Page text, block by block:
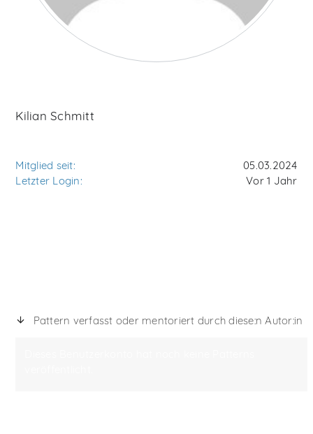
Kilian Schmitt
Mitglied seit:
05.03.2024
Letzter Login:
Vor 1 Jahr
Pattern verfasst oder mentoriert durch diese:n Autor:in